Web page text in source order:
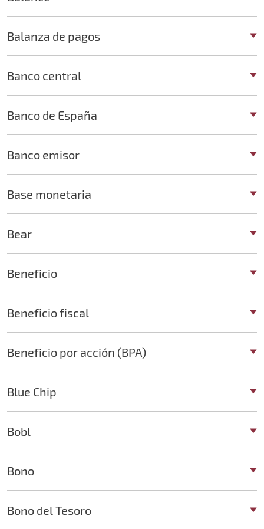
Balanza de pagos
Banco central
Banco de España
Banco emisor
Base monetaria
Bear
Beneficio
Beneficio fiscal
Beneficio por acción (BPA)
Blue Chip
Bobl
Bono
Bono del Tesoro